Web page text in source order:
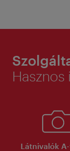
Látnivalók